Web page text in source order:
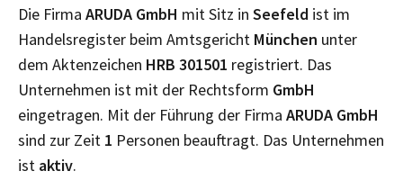
Die Firma ARUDA GmbH mit Sitz in Seefeld ist im
Handelsregister beim Amtsgericht München unter
dem Aktenzeichen HRB 301501 registriert. Das
Unternehmen ist mit der Rechtsform GmbH
eingetragen. Mit der Führung der Firma ARUDA GmbH
sind zur Zeit 1 Personen beauftragt. Das Unternehmen
ist aktiv.